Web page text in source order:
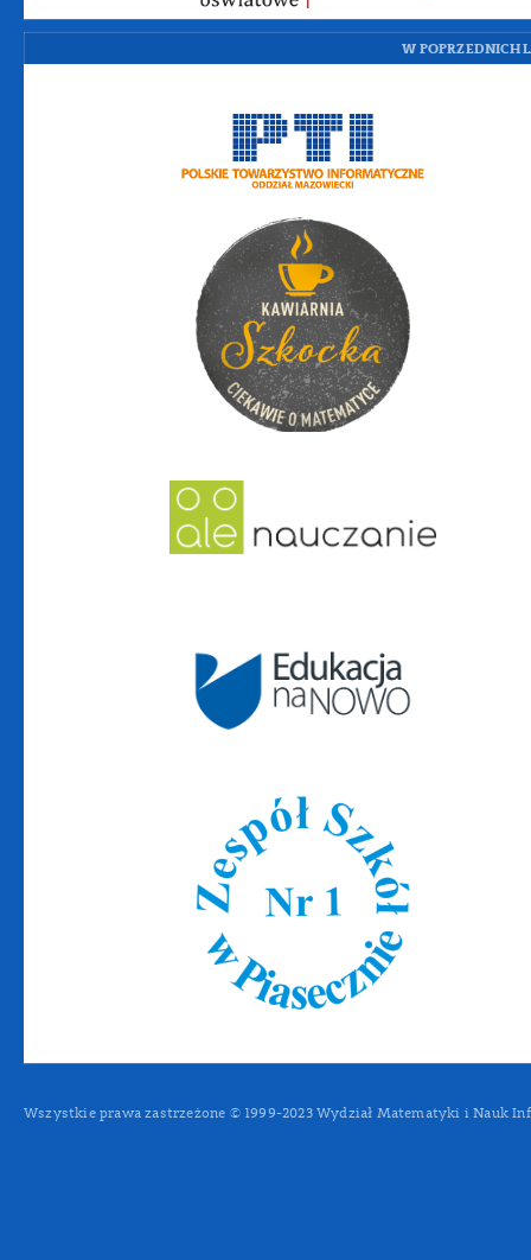
W POPRZEDNICH
Wszystkie prawa zastrzeżone © 1999-2023 Wydział Matematyki i Nauk